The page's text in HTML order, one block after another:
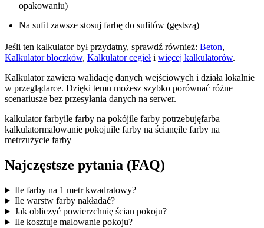
opakowaniu)
Na sufit zawsze stosuj farbę do sufitów (gęstszą)
Jeśli ten kalkulator był przydatny, sprawdź również: Beton,
Kalkulator bloczków, Kalkulator cegiełi więcej kalkulatorów.
Kalkulator zawiera walidację danych wejściowych i działa lokalnie
w przeglądarce. Dzięki temu możesz szybko porównać różne
scenariusze bez przesyłania danych na serwer.
kalkulator farbyile farby na pokójile farby potrzebujęfarba
kalkulatormalowanie pokojuile farby na ścianęile farby na
metrzużycie farby
Najczęstsze pytania (FAQ)
Ile farby na 1 metr kwadratowy?
Ile warstw farby nakładać?
Jak obliczyć powierzchnię ścian pokoju?
Ile kosztuje malowanie pokoju?